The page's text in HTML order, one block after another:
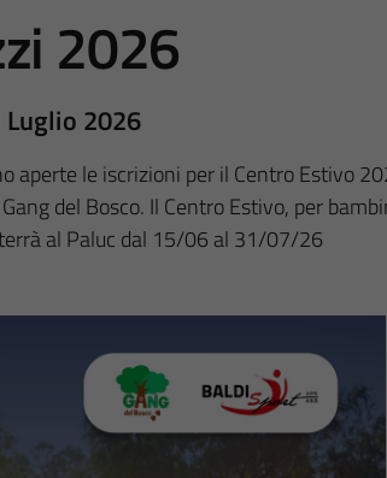
2026
2026
aperte le iscrizioni per il Centro Estivo
del Bosco. Il Centro Estivo, per
al Paluc dal 15/06 al 31/07/26